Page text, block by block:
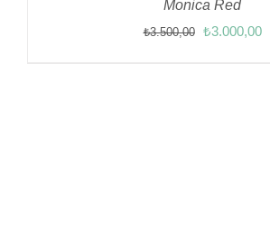
Monica Red
₺3.500,00
Orijinal
₺3.000,00Şu